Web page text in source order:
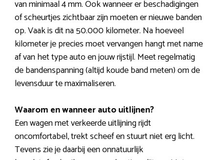
van minimaal 4 mm. Ook wanneer er beschadigingen
of scheurtjes zichtbaar zijn moeten er nieuwe banden
op. Vaak is dit na 50.000 kilometer. Na hoeveel
kilometer je precies moet vervangen hangt met name
af van het type auto en jouw rijstijl. Meet regelmatig
de bandenspanning (altijd koude band meten) om de
levensduur te maximaliseren.
Waarom en wanneer auto uitlijnen?
Een wagen met verkeerde uitlijning rijdt
oncomfortabel, trekt scheef en stuurt niet erg licht.
Tevens zie je daarbij een onnatuurlijk